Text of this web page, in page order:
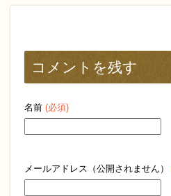
コメントを残す
名前 (必須)
メールアドレス（公開されません）